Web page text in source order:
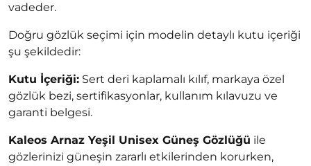
vadeder.
Doğru gözlük seçimi için modelin detaylı kutu içeriği
şu şekildedir:
Kutu İçeriği: Sert deri kaplamalı kılıf, markaya özel
gözlük bezi, sertifikasyonlar, kullanım kılavuzu ve
garanti belgesi.
Kaleos Arnaz Yeşil Unisex Güneş Gözlüğü ile
gözlerinizi güneşin zararlı etkilerinden korurken,